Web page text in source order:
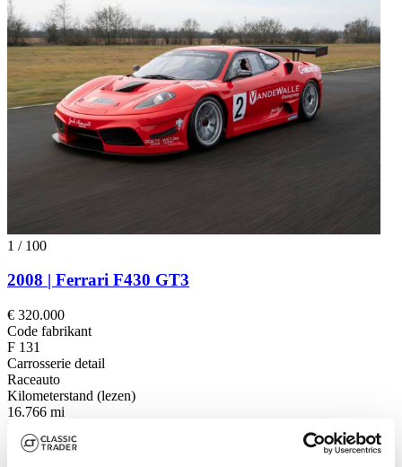
1 / 100
2008 | Ferrari F430 GT3
€ 320.000
Code fabrikant
F 131
Carrosserie detail
Raceauto
Kilometerstand (lezen)
16.766 mi
Vermogen (kW/pk)
410 / 558